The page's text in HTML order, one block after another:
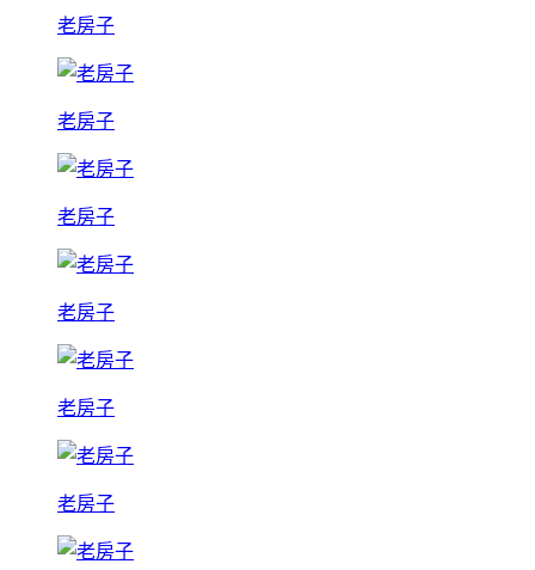
老房子
老房子
老房子
老房子
老房子
老房子